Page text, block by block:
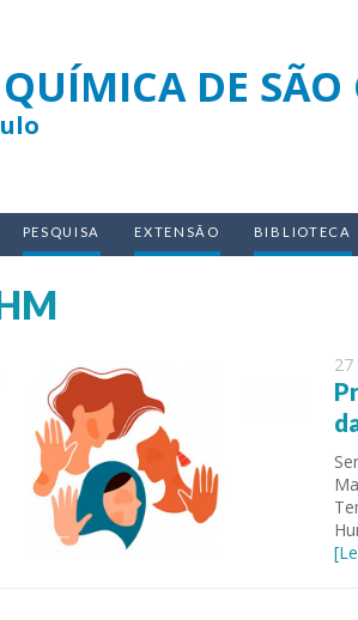
DE SÃO
PESQUISA EXTENSÃO BIBLIOTECA
27